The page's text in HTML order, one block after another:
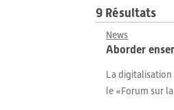
9 Résultats
News
Aborder
La digitalisation
le «Forum sur